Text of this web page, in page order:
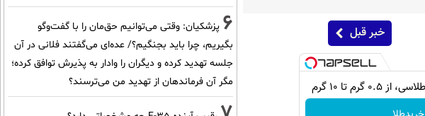
خبر قبل
تا ۱۰ گرم
6 پزشکیان: وقتی می‌توانیم حق‌مان را با گفت‌وگو
بگیریم، چرا باید بجنگیم؟/ عده‌ای می‌گفتند فلانی در آن
جلسه تهدید کرده و دیگران را وادار به پذیرش توافق کرده؛
مگر آن فرماندهان از تهدید من می‌ترسند؟